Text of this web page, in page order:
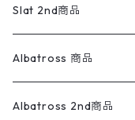
オーバーオール・つなぎ
ウールジャケット
ダウンジャケット
レザージャケット
柄シャツ
ワークシャツ
アランセーター
ウールセーター
フリース
コーデュロイパンツ
オーバーオール・つなぎ
ショーツ
ニット
ジャケット
スカート
23cm
23.5cm
24cm
Outer
Tee
Shirts
Slat 2nd商品
アウター
ハンティングジャケット
長袖シャツ
Albatross 商品
Vintage sweater
Albatross 2nd商品